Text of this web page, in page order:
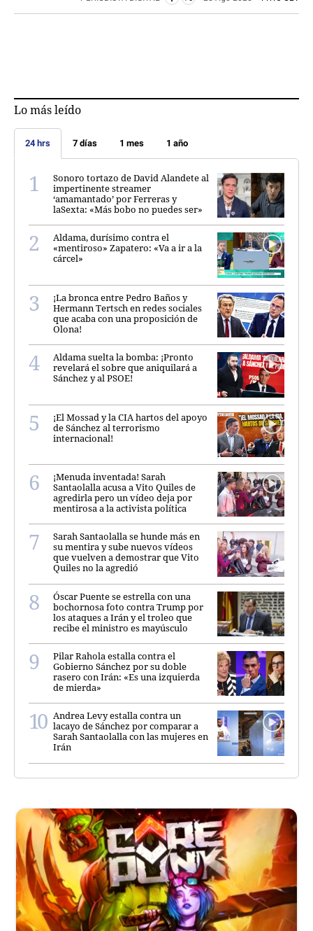
Lo más leído
24 hrs 7 días 1 mes 1 año
Sonoro tortazo de David Alandete al
impertinente streamer
‘amamantado’ por Ferreras y
laSexta: «Más bobo no puedes ser»
Aldama, durísimo contra el
«mentiroso» Zapatero: «Va a ir a la
cárcel»
¡La bronca entre Pedro Baños y
Hermann Tertsch en redes sociales
que acaba con una proposición de
Olona!
Aldama suelta la bomba: ¡Pronto
revelará el sobre que aniquilará a
Sánchez y al PSOE!
¡El Mossad y la CIA hartos del apoyo
de Sánchez al terrorismo
internacional!
¡Menuda inventada! Sarah
Santaolalla acusa a Vito Quiles de
agredirla pero un vídeo deja por
mentirosa a la activista política
Sarah Santaolalla se hunde más en
su mentira y sube nuevos vídeos
que vuelven a demostrar que Vito
Quiles no la agredió
Óscar Puente se estrella con una
bochornosa foto contra Trump por
los ataques a Irán y el troleo que
recibe el ministro es mayúsculo
Pilar Rahola estalla contra el
Gobierno Sánchez por su doble
rasero con Irán: «Es una izquierda
de mierda»
Andrea Levy estalla contra un
lacayo de Sánchez por comparar a
Sarah Santaolalla con las mujeres en
Irán